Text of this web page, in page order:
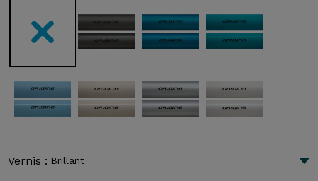
Vernis : Brillant